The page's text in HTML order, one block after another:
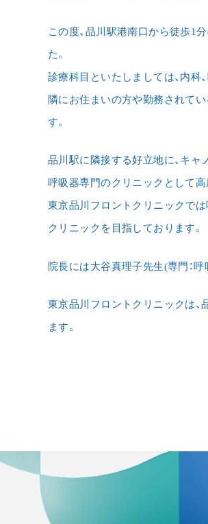
この度、品川駅港南口から徒歩1
た。
診療科目といたしましては、内科
隣にお住まいの方や勤務されてい
す。
品川駅に隣接する好立地に、キ
呼吸器専門のクリニックとして
東京品川フロントクリニックで
クリニックを⽬指しております。
院長には大谷真理子先⽣(専⾨：
東京品川フロントクリニックは
ます。